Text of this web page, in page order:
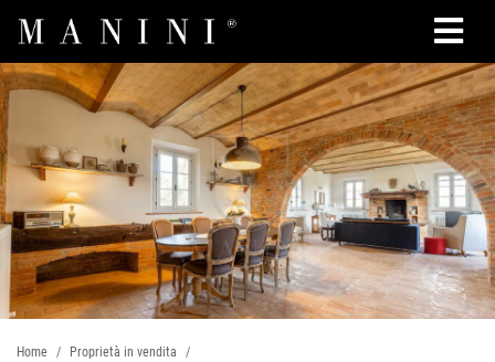
Home Proprietà in vendita